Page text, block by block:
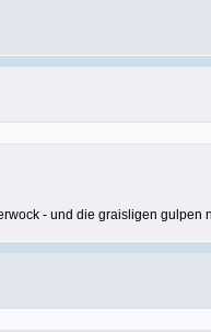
- und die graisligen gulpen